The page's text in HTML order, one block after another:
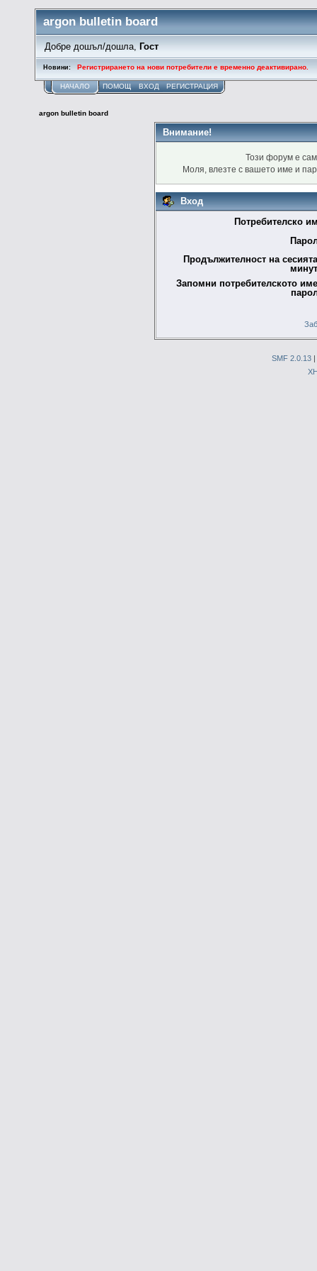
argon bulletin board
Добре дошъл/дошла, Гост
Новини: Регистрирането на нови потребители е временно деактивирано.
НАЧАЛО ПОМОЩ ВХОД РЕГИСТРАЦИЯ
argon bulletin board
Внимание!
Този форум е
Моля, влезте с вашето име и
Вход
Потребителско
Продължителност на
Запомни потребителското
SMF 2.0.13|